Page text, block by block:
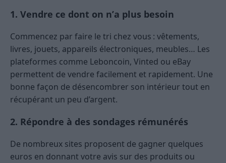
1. Vendre ce dont on n’a plus besoin
Commencez par faire le tri chez vous : vêtements,
livres, jouets, appareils électroniques, meubles… Les
plateformes comme Leboncoin, Vinted ou eBay
permettent de vendre facilement et rapidement. Une
bonne façon de désencombrer son intérieur tout en
récupérant un peu d’argent.
2. Répondre à des sondages rémunérés
De nombreux sites proposent de gagner quelques
euros en donnant votre avis sur des produits ou